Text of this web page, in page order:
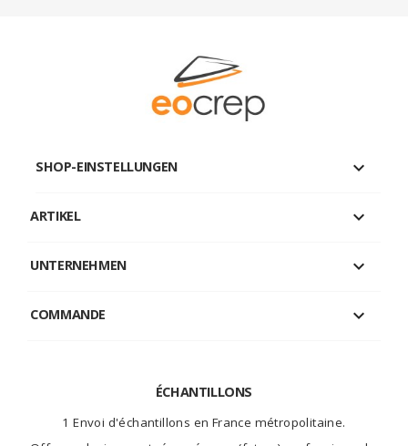
SHOP-EINSTELLUNGEN keyboard_arrow_down
ARTIKEL 
UNTERNEHMEN 
COMMANDE 
ÉCHANTILLONS
1 Envoi d'échantillons en France métropolitaine.